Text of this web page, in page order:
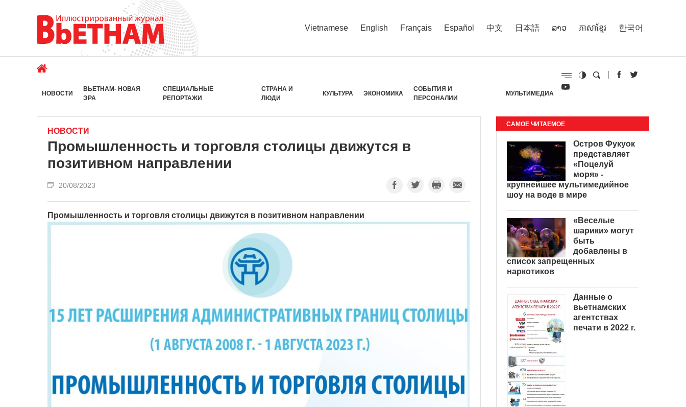
Vietnamese English Français Español 中文 日本語 ລາວ ភាសាខ្មែរ 한국어
НОВОСТИ
ВЬЕТНАМ- НОВАЯ
ЭРА
СПЕЦИАЛЬНЫЕ
РЕПОРТАЖИ
СТРАНА И
ЛЮДИ
КУЛЬТУРА ЭКОНОМИКА
СОБЫТИЯ И
ПЕРСОНАЛИИ
МУЛЬТИМЕДИА
НОВОСТИ
Промышленность и торговля столицы движутся в
позитивном направлении
20/08/2023
Промышленность и торговля столицы движутся в позитивном направлении
САМОЕ ЧИТАЕМОЕ
Остров Фукуок
представляет
«Поцелуй
моря» -
крупнейшее мультимедийное
шоу на воде в мире
«Веселые
шарики» могут
быть
добавлены в
список запрещенных
наркотиков
Данные о
вьетнамских
агентствах
печати в 2022 г.